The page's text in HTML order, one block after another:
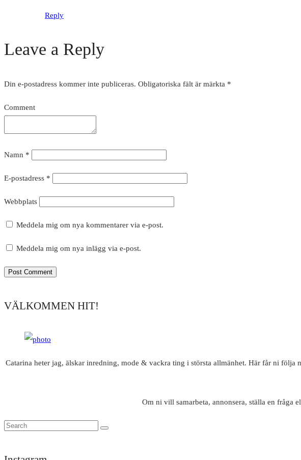
Reply
Leave a Reply
Din e-postadress kommer inte publiceras. Obligatoriska fält är märkta *
Comment
Namn *
E-postadress *
Webbplats
Meddela mig om nya kommentarer via e-post.
Meddela mig om nya inlägg via e-post.
VÄLKOMMEN HIT!
Catarina heter jag, älskar inredning, mode & vackra ting i största allmänhet. Här får ni
Om ni vill samarbeta, annonsera, ställa en fråga